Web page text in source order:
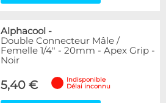
Alphacool -
Double Connecteur Mâle /
Femelle 1/4" - 20mm - Apex Grip -
Noir
5,40 €
Indisponible
Délai inconnu